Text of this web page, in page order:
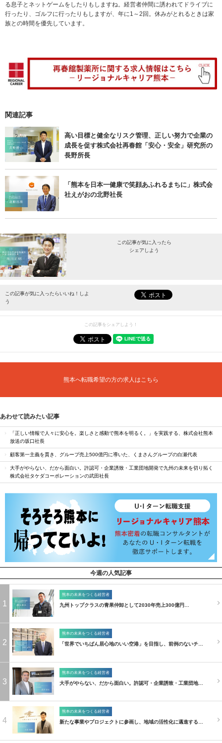
る息子とネットゲームをしたりもしますね。経営者仲間に誘われてドライブに
行ったり、ゴルフに行ったりもしますが、年に1～2回。休みがとれるときは家
族との時間を優先しています。
関連記事
高い目標と健全なリスク管理、正しい努力で企業の
成長を促す株式会社再春館「安心・安全」研究所の
長野所長
「熊本を日本一健康で笑顔あふれるまちに」株式会
社えがおの北野社長
この記事が気に入ったら
シェアしよう
最新情報をお届けします。
この記事が気に入ったらいいね！しよ
う
この記事をシェアしよう！
熊本へ転職希望の方の求人はこちら
あわせて読みたい記事
「正しい情報で人々に安心を。楽しさと感動で熊本を明るく。」を実践する、株式会社熊本
放送の坂口社長
顧客第一主義を貫き、グループ売上500億円に導いた、くまさんグループの白瀬代表
大手がやらない、だから面白い。許認可・企業誘致・工業団地開発で九州の未来を切り拓く
株式会社タケダコーポレーションの武田社長
今週の人気記事
1
熊本の未来をつくる経営者
九州トップクラスの青果仲卸として2030年売上300億円…
2
熊本の未来をつくる経営者
「世界でいちばん居心地のいい空港」を目指し、前例のないチ…
3
熊本の未来をつくる経営者
大手がやらない、だから面白い。許認可・企業誘致・工業団地…
4
熊本の未来をつくる経営者
新たな事業やプロジェクトに参画し、地域の活性化に邁進する…